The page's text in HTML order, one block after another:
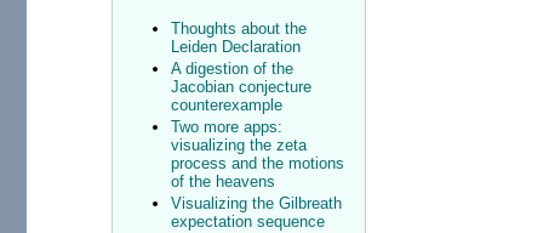
Thoughts about the
Leiden Declaration
A digestion of the
Jacobian conjecture
counterexample
Two more apps:
visualizing the zeta
process and the motions
of the heavens
Visualizing the Gilbreath
expectation sequence